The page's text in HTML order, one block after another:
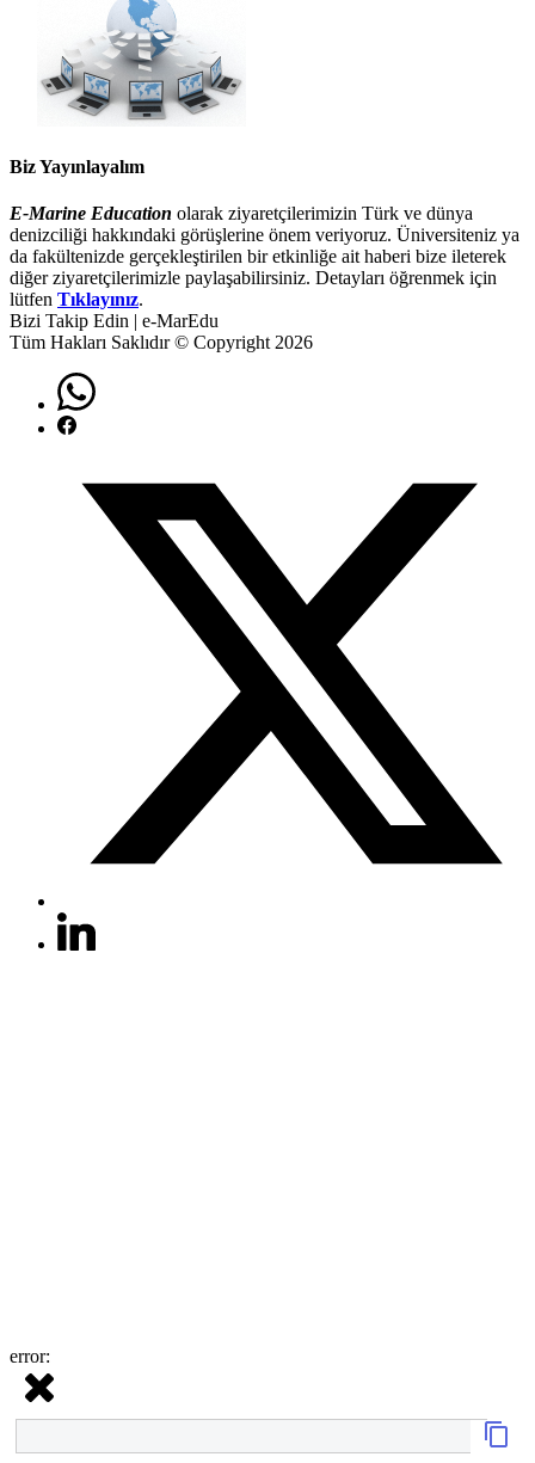
Biz Yayınlayalım
E-Marine Education olarak ziyaretçilerimizin Türk ve dünya
denizciliği hakkındaki görüşlerine önem veriyoruz. Üniversiteniz ya
da fakültenizde gerçekleştirilen bir etkinliğe ait haberi bize ileterek
diğer ziyaretçilerimizle paylaşabilirsiniz. Detayları öğrenmek için
lütfen Tıklayınız.
Bizi Takip Edin | e-MarEdu
Tüm Hakları Saklıdır © Copyright 2026
error: